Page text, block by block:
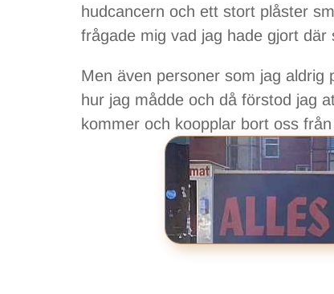
hudcancern och ett stort plåster
frågade mig vad jag hade gjort där
Men även personer som jag
hur jag mådde och då förstod jag
kommer och koopplar bort oss